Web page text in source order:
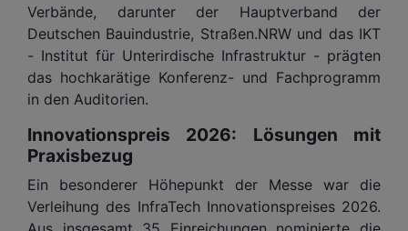
Verbände, darunter der Hauptverband der
Deutschen Bauindustrie, Straßen.NRW und das IKT
- Institut für Unterirdische Infrastruktur - prägten
das hochkarätige Konferenz- und Fachprogramm
in den Auditorien.
Innovationspreis 2026: Lösungen mit
Praxisbezug
Ein besonderer Höhepunkt der Messe war die
Verleihung des InfraTech Innovationspreises 2026.